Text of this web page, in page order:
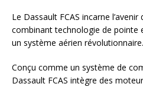
Le Dassault FCAS incarne
combinant technologie de pointe
un système aérien révolutionnaire.
Conçu comme un système de
Dassault FCAS intègre des